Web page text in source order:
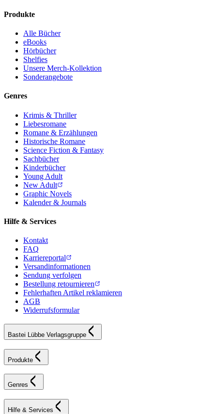
Produkte
Alle Bücher
eBooks
Hörbücher
Shelfies
Unsere Merch-Kollektion
Sonderangebote
Genres
Krimis & Thriller
Liebesromane
Romane & Erzählungen
Historische Romane
Science Fiction & Fantasy
Sachbücher
Kinderbücher
Young Adult
New Adult
Graphic Novels
Kalender & Journals
Hilfe & Services
Kontakt
FAQ
Karriereportal
Versandinformationen
Sendung verfolgen
Bestellung retournieren
Fehlerhaften Artikel reklamieren
AGB
Widerrufsformular
Bastei Lübbe Verlagsgruppe
Produkte
Genres
Hilfe & Services